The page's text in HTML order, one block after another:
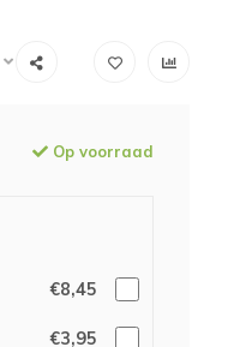
Op voorraad
€8,45
€3,95